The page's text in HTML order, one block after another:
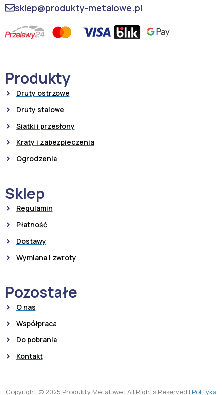
sklep@produkty-metalowe.pl
Produkty
Druty ostrzowe
Druty stalowe
Siatki i przesłony
Kraty i zabezpieczenia
Ogrodzenia
Sklep
Regulamin
Płatność
Dostawy
Wymiana i zwroty
Pozostałe
O nas
Współpraca
Do pobrania
Kontakt
Copyright © 2025 Produkty Metalowe | All Rights Reserved | Polityka